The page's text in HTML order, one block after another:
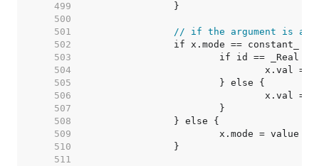
   499
   500
   501
// if the argument is a
   502
   503
   504
   505
   506
   507
   508
   509
   510
   511